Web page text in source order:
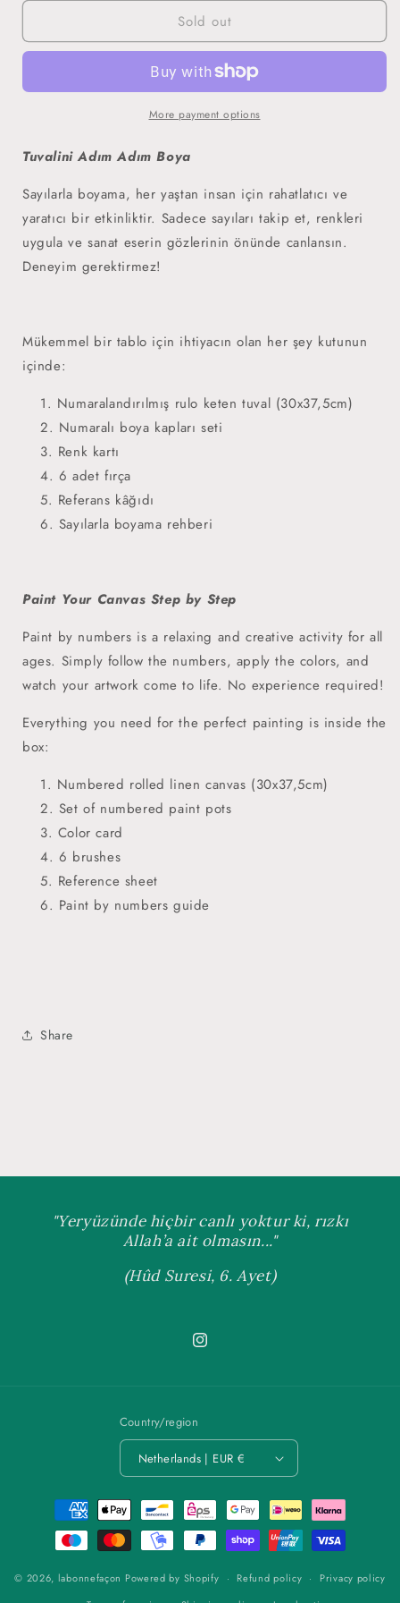
The
Allah
Beytullah:
The
Allah
Sold out
More payment options
Tuvalini Adım Adım Boya
Sayılarla boyama, her yaştan insan için rahatlatıcı ve
yaratıcı bir etkinliktir. Sadece sayıları takip et, renkleri
uygula ve sanat eserin gözlerinin önünde canlansın.
Deneyim gerektirmez!
Mükemmel bir tablo için ihtiyacın olan her şey kutunun
içinde:
Numaralandırılmış rulo keten tuval (30x37,5cm)
Numaralı boya kapları seti
Renk kartı
6 adet fırça
Referans kâğıdı
Sayılarla boyama rehberi
Paint Your Canvas Step by Step
Paint by numbers is a relaxing and creative activity for all
ages. Simply follow the numbers, apply the colors, and
watch your artwork come to life. No experience required!
Everything you need for the perfect painting is inside the
box:
Numbered rolled linen canvas (30x37,5cm)
Set of numbered paint pots
Color card
6 brushes
Reference sheet
Paint by numbers guide
Share
"Yeryüzünde hiçbir canlı yoktur ki, rızkı
Allah’a ait olmasın..."
(Hûd Suresi, 6. Ayet)
Instagram
Country/region
Netherlands | EUR €
Payment
methods
© 2026, labonnefaçon Powered by Shopify Refund policy
Privacy policy